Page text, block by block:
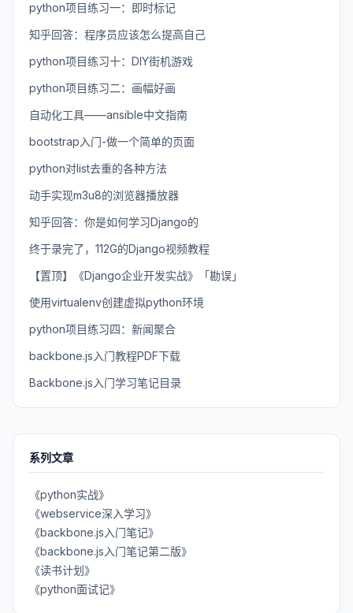
python项目练习一：即时标记
知乎回答：程序员应该怎么提高自己
python项目练习十：DIY街机游戏
python项目练习二：画幅好画
自动化工具——ansible中文指南
bootstrap入门-做一个简单的页面
python对list去重的各种方法
动手实现m3u8的浏览器播放器
知乎回答：你是如何学习Django的
终于录完了，112G的Django视频教程
【置顶】《Django企业开发实战》「勘误」
使用virtualenv创建虚拟python环境
python项目练习四：新闻聚合
backbone.js入门教程PDF下载
Backbone.js入门学习笔记目录
系列文章
《python实战》
《webservice深入学习》
《backbone.js入门笔记》
《backbone.js入门笔记第二版》
《读书计划》
《python面试记》